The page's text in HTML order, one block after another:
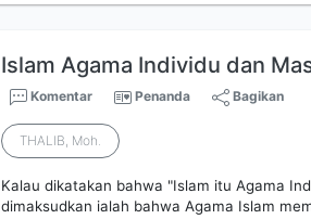
Islam Agama Individu dan
Komentar Penanda Bagikan
THALIB, Moh.
Kalau dikatakan bahwa "Islam itu Agama
dimaksudkan ialah bahwa Agama Islam